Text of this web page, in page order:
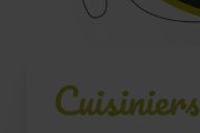
Cuisiniers